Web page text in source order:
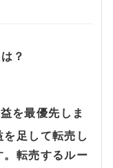
？
を最優先しま
足して転売し
。転売するルー